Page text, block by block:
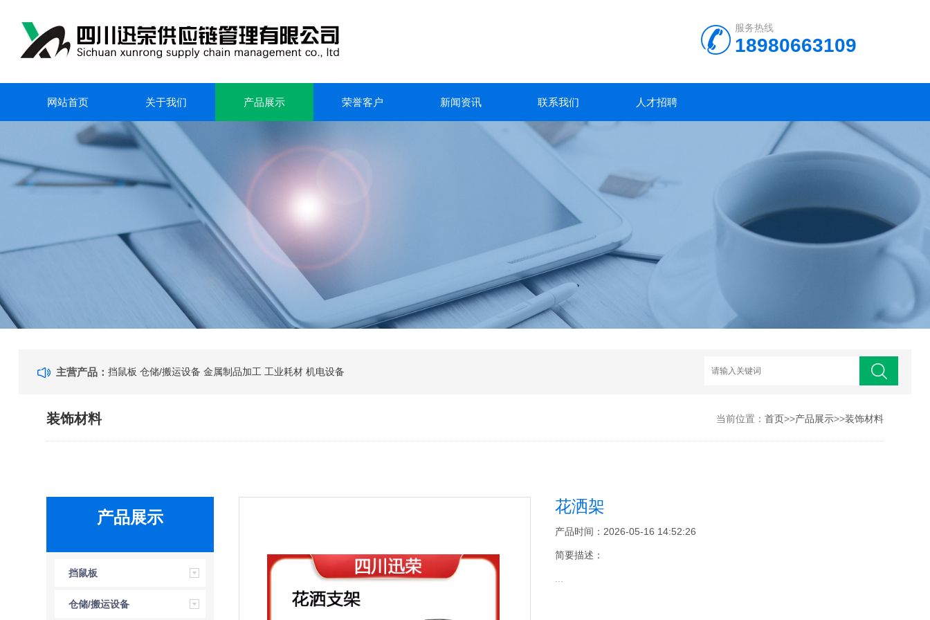
服务热线
18980663109
网站首页 关于我们 产品展示 荣誉客户 新闻资讯 联系我们 人才招聘
主营产品：挡鼠板 仓储/搬运设备 金属制品加工 工业耗材 机电设备
装饰材料 当前位置： 首页>>产品展示>>装饰材料
产品展示
挡鼠板
仓储/搬运设备
花洒架
产品时间：2026-05-16 14:52:26
简要描述：